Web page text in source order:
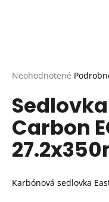
Priemerné
produktu
je
0,0
z
5
hviezdičiek.
Neohodnotené
Sedlovka
Carbon
Karbónová sedlovka